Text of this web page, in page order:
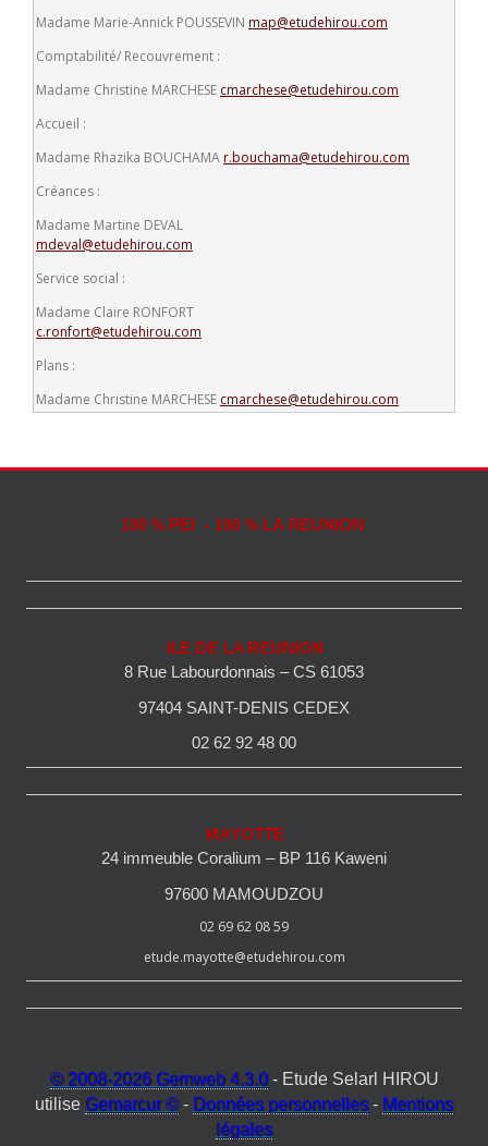
Madame Marie-Annick POUSSEVIN map@etudehirou.com
Comptabilité/ Recouvrement :
Madame Christine MARCHESE cmarchese@etudehirou.com
Accueil :
Madame Rhazika BOUCHAMA r.bouchama@etudehirou.com
Créances :
Madame Martine DEVAL
mdeval@etudehirou.com
Service social :
Madame Claire RONFORT
c.ronfort@etudehirou.com
Plans :
Madame Christine MARCHESE cmarchese@etudehirou.com
100 % PEI - 100 % LA REUNION
ILE DE LA REUNION
8 Rue Labourdonnais – CS 61053
97404 SAINT-DENIS CEDEX
02 62 92 48 00
MAYOTTE
24 immeuble Coralium – BP 116 Kaweni
97600 MAMOUDZOU
02 69 62 08 59
etude.mayotte@etudehirou.com
© 2008-2026 Gemweb 4.3.0- Etude Selarl HIROU
utilise Gemarcur © - Données personnelles - Mentions
légales